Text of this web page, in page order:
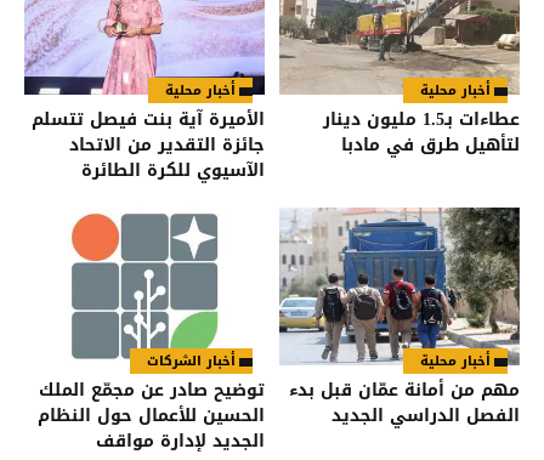
أخبار محلية
عطاءات بـ1.5 مليون دينار
لتأهيل طرق في مادبا
أخبار محلية
الأميرة آية بنت فيصل تتسلم
جائزة التقدير من الاتحاد
الآسيوي للكرة الطائرة
أخبار محلية
مهم من أمانة عمّان قبل بدء
الفصل الدراسي الجديد
أخبار الشركات
توضيح صادر عن مجمّع الملك
الحسين للأعمال حول النظام
الجديد لإدارة مواقف